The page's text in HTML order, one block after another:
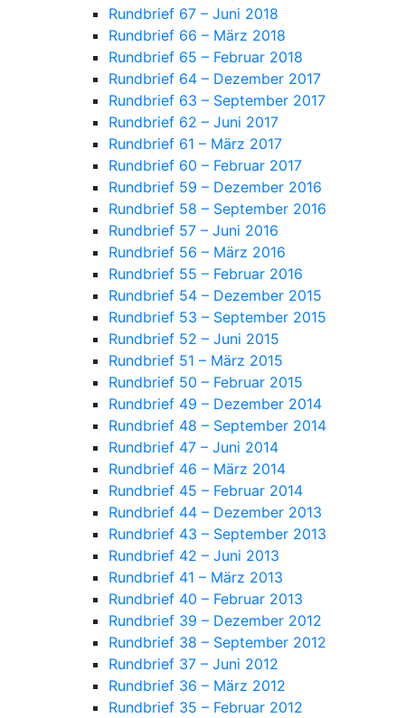
Rundbrief 67 – Juni 2018
Rundbrief 66 – März 2018
Rundbrief 65 – Februar 2018
Rundbrief 64 – Dezember 2017
Rundbrief 63 – September 2017
Rundbrief 62 – Juni 2017
Rundbrief 61 – März 2017
Rundbrief 60 – Februar 2017
Rundbrief 59 – Dezember 2016
Rundbrief 58 – September 2016
Rundbrief 57 – Juni 2016
Rundbrief 56 – März 2016
Rundbrief 55 – Februar 2016
Rundbrief 54 – Dezember 2015
Rundbrief 53 – September 2015
Rundbrief 52 – Juni 2015
Rundbrief 51 – März 2015
Rundbrief 50 – Februar 2015
Rundbrief 49 – Dezember 2014
Rundbrief 48 – September 2014
Rundbrief 47 – Juni 2014
Rundbrief 46 – März 2014
Rundbrief 45 – Februar 2014
Rundbrief 44 – Dezember 2013
Rundbrief 43 – September 2013
Rundbrief 42 – Juni 2013
Rundbrief 41 – März 2013
Rundbrief 40 – Februar 2013
Rundbrief 39 – Dezember 2012
Rundbrief 38 – September 2012
Rundbrief 37 – Juni 2012
Rundbrief 36 – März 2012
Rundbrief 35 – Februar 2012